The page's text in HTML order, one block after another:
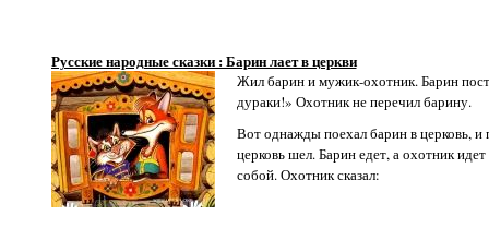
Русские народные сказки : Барин лает в церкви
Жил барин и мужик-охотник. Барин
дураки!» Охотник не перечил барину.
Вот однажды поехал барин в церковь, и
церковь шел. Барин едет, а охотник
собой. Охотник сказал: